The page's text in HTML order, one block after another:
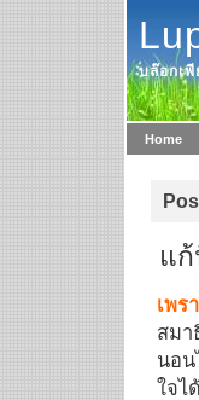
บล๊อกเ
Home
แ
เพร
สมา
นอน
ใจไ